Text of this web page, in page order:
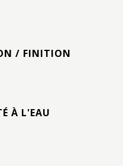
/ FINITION
À L'EAU